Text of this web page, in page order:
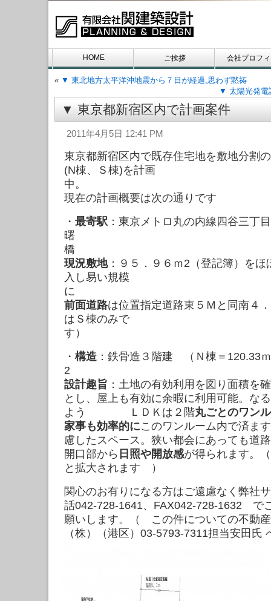
HOME ご挨拶 会社プロフ
お問い合わせ
« ▼ 東北地方太平洋沖地震から７日が経過,思わず黙祷
▼ 太陽光発電
▼ 東京都新宿区内で計画案件
2011年4月5日 12:41 PM
東京都新宿区内で既存住宅地を敷地分割
(N棟、Ｓ棟)を計画
現在の計画概要は次の通りです
・ 最寄駅 ：東京メトロ丸の内線四谷三
曙
現況敷地：９５．９６ｍ2（登記簿）をほ
入し易い規模
に
前面道路は位置指定道路東５Ｍと同南４
はＳ棟のみで
す
・ 構造 ：鉄骨造３階建 （Ｎ棟＝120.33
設計趣旨 ：土地の有効利用を図り面積を
とし、屋上も有効に余暇に利用可能。な
よう ＬＤＫは２階丸ごとのワン
家事も効率的にこのワンルーム内で済ま
慮したスペース。狭い都会にあっても道
開口部から 日照や開放感が得られます。
と拡大されます ）
関心のお有りになる方はご遠慮なく弊社
話042-728-1641、FAX042-728-1632 で
願いします。（ この件についての不動
（株）（港区）03-5793-7311担当安田